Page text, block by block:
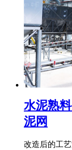
水泥熟
泥网
改造后的工